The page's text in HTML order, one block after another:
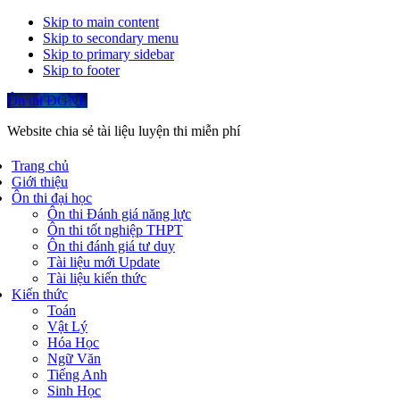
Skip to main content
Skip to secondary menu
Skip to primary sidebar
Skip to footer
Ôn thi ĐGNL
Website chia sẻ tài liệu luyện thi miễn phí
Trang chủ
Giới thiệu
Ôn thi đại học
Ôn thi Đánh giá năng lực
Ôn thi tốt nghiệp THPT
Ôn thi đánh giá tư duy
Tài liệu mới Update
Tài liệu kiến thức
Kiến thức
Toán
Vật Lý
Hóa Học
Ngữ Văn
Tiếng Anh
Sinh Học